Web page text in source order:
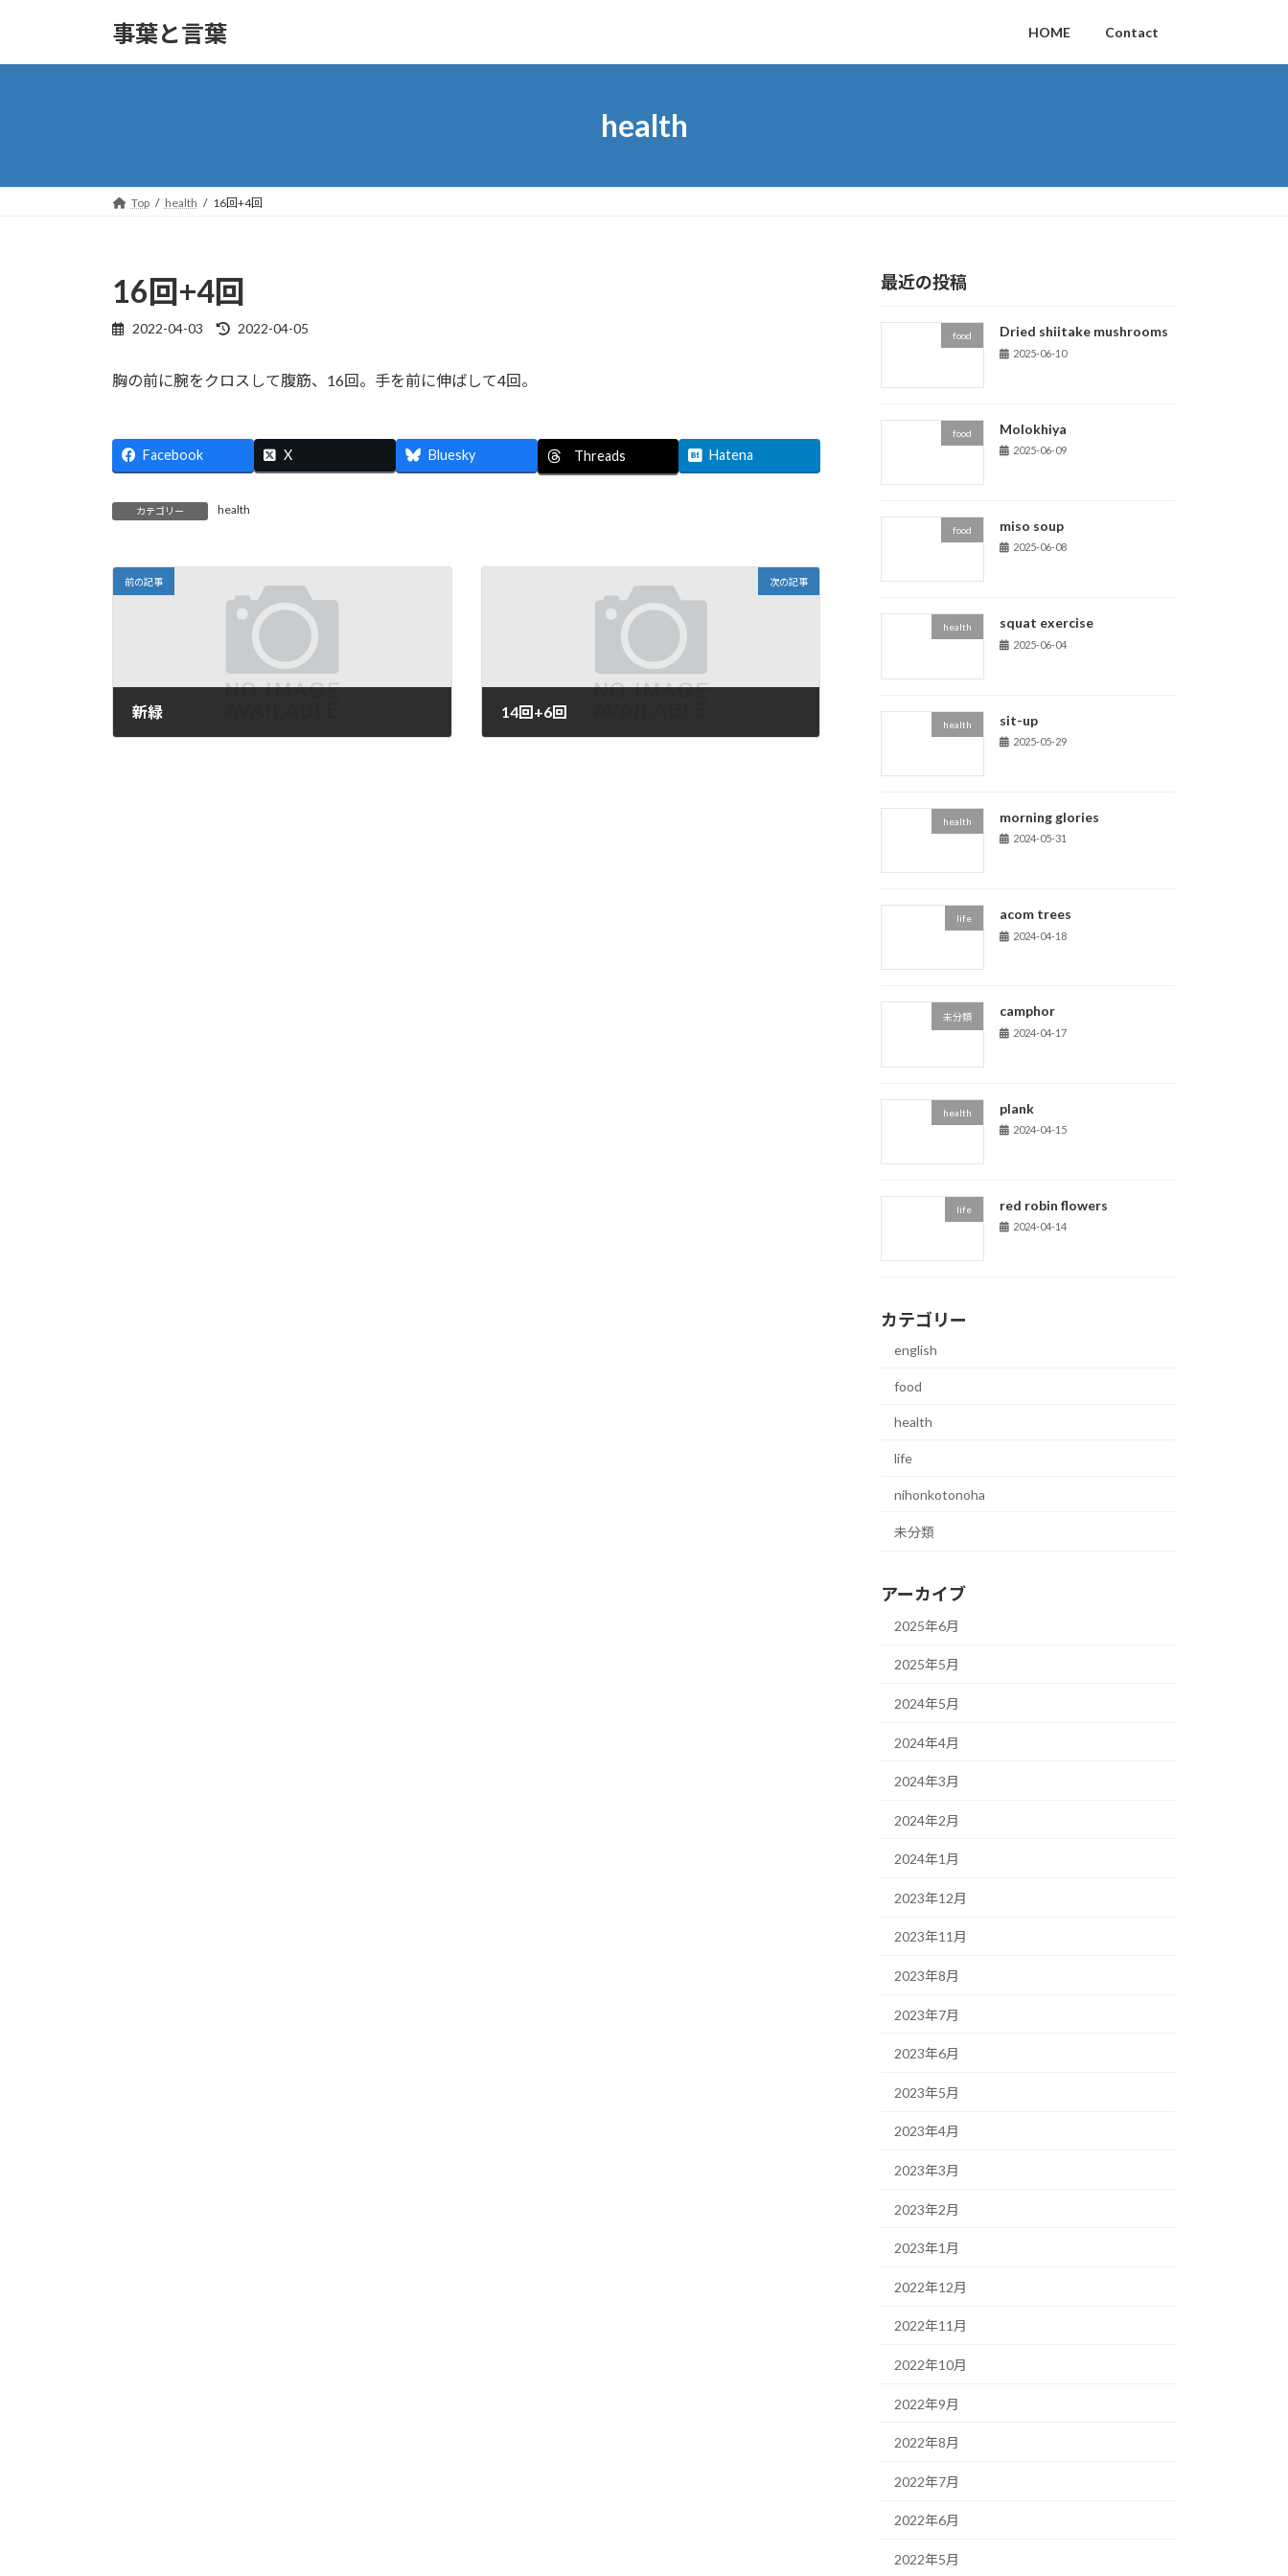
事葉と言葉 HOME Contact
health
Top health 16回+4回
16回+4回
2022-04-03
最
新
:
2022-04-05
胸の前に腕をクロスして腹筋、16回。手を前に伸ばして4回。
Facebook X Bluesky Threads Hatena
カテゴリー health
前の記事
新緑
次の記事
14回+6回
最近の投稿
food Dried shiitake mushrooms
2025-06-10
food Molokhiya
2025-06-09
food miso soup
2025-06-08
health squat exercise
2025-06-04
health sit-up
2025-05-29
health morning glories
2024-05-31
life acom trees
2024-04-18
未分類 camphor
2024-04-17
health plank
2024-04-15
life red robin flowers
2024-04-14
カテゴリー
english
food
health
life
nihonkotonoha
未分類
アーカイブ
2025年6月
2025年5月
2024年5月
2024年4月
2024年3月
2024年2月
2024年1月
2023年12月
2023年11月
2023年8月
2023年7月
2023年6月
2023年5月
2023年4月
2023年3月
2023年2月
2023年1月
2022年12月
2022年11月
2022年10月
2022年9月
2022年8月
2022年7月
2022年6月
2022年5月